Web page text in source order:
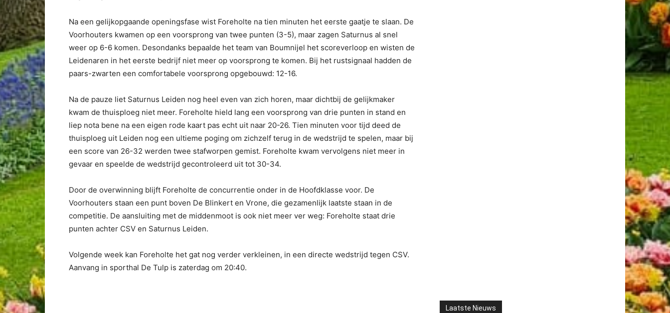
Na een gelijkopgaande openingsfase wist Foreholte na tien minuten het eerste gaatje te slaan. De
Voorhouters kwamen op een voorsprong van twee punten (3-5), maar zagen Saturnus al snel
weer op 6-6 komen. Desondanks bepaalde het team van Boumnijel het scoreverloop en wisten de
Leidenaren in het eerste bedrijf niet meer op voorsprong te komen. Bij het rustsignaal hadden de
paars-zwarten een comfortabele voorsprong opgebouwd: 12-16.
Na de pauze liet Saturnus Leiden nog heel even van zich horen, maar dichtbij de gelijkmaker
kwam de thuisploeg niet meer. Foreholte hield lang een voorsprong van drie punten in stand en
liep nota bene na een eigen rode kaart pas echt uit naar 20-26. Tien minuten voor tijd deed de
thuisploeg uit Leiden nog een ultieme poging om zichzelf terug in de wedstrijd te spelen, maar bij
een score van 26-32 werden twee stafworpen gemist. Foreholte kwam vervolgens niet meer in
gevaar en speelde de wedstrijd gecontroleerd uit tot 30-34.
Door de overwinning blijft Foreholte de concurrentie onder in de Hoofdklasse voor. De
Voorhouters staan een punt boven De Blinkert en Vrone, die gezamenlijk laatste staan in de
competitie. De aansluiting met de middenmoot is ook niet meer ver weg: Foreholte staat drie
punten achter CSV en Saturnus Leiden.
Volgende week kan Foreholte het gat nog verder verkleinen, in een directe wedstrijd tegen CSV.
Aanvang in sporthal De Tulp is zaterdag om 20:40.
Laatste Nieuws